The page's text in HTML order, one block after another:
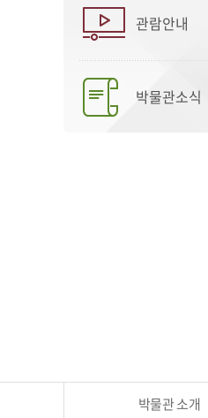
관람안내
박물관소식
박물관 소개